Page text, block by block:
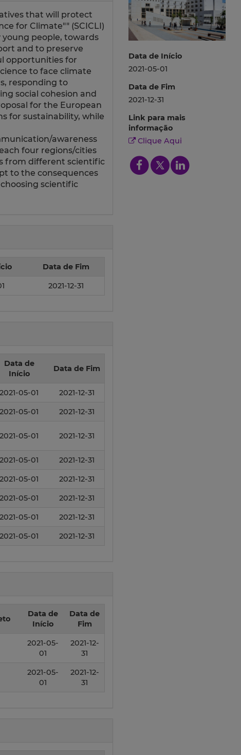
that will protect
for Climate"" (SCICLI)
young people, towards
and to preserve
opportunities for
to face climate
responding to
social cohesion and
for the European
for sustainability, while
awareness
four regions/cities
from different scientific
to the consequences
scientific
Data de Fim
2021-12-31
Data de
Início
Data de Fim
2021-05-01 2021-12-31
2021-05-01 2021-12-31
2021-05-01 2021-12-31
2021-05-01 2021-12-31
2021-05-01 2021-12-31
2021-05-01 2021-12-31
2021-05-01 2021-12-31
2021-05-01 2021-12-31
Data de
Início
Data de
Fim
2021-05-
01
2021-12-
31
2021-05-
01
2021-12-
31
Data de Início
2021-05-01
Data de Fim
2021-12-31
Link para mais
informação
Clique Aqui